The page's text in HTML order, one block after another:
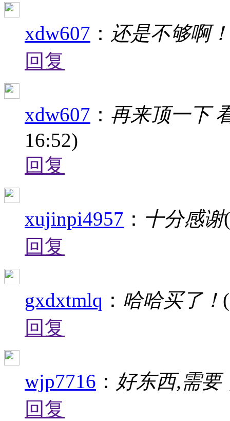
xdw607 ： 还是不够啊！
回复
xdw607 ： 再来顶一下
16:52)
回复
xujinpi4957 ： 十分感谢
回复
gxdxtmlq ： 哈哈买了！
回复
wjp7716 ： 好东西,需要
回复